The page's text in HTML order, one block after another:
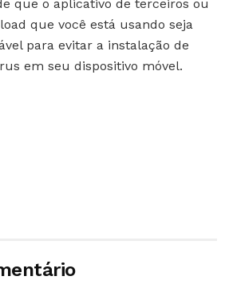
que o aplicativo de terceiros ou
que você está usando seja
para evitar a instalação de
em seu dispositivo móvel.